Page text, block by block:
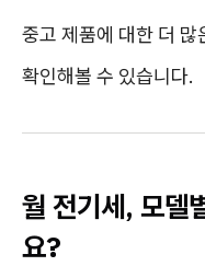
중고 제품에 대한 더 많
확인해볼 수 있습니다.
월 전기세, 모델
요?